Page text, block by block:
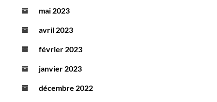
mai 2023
avril 2023
février 2023
janvier 2023
décembre 2022